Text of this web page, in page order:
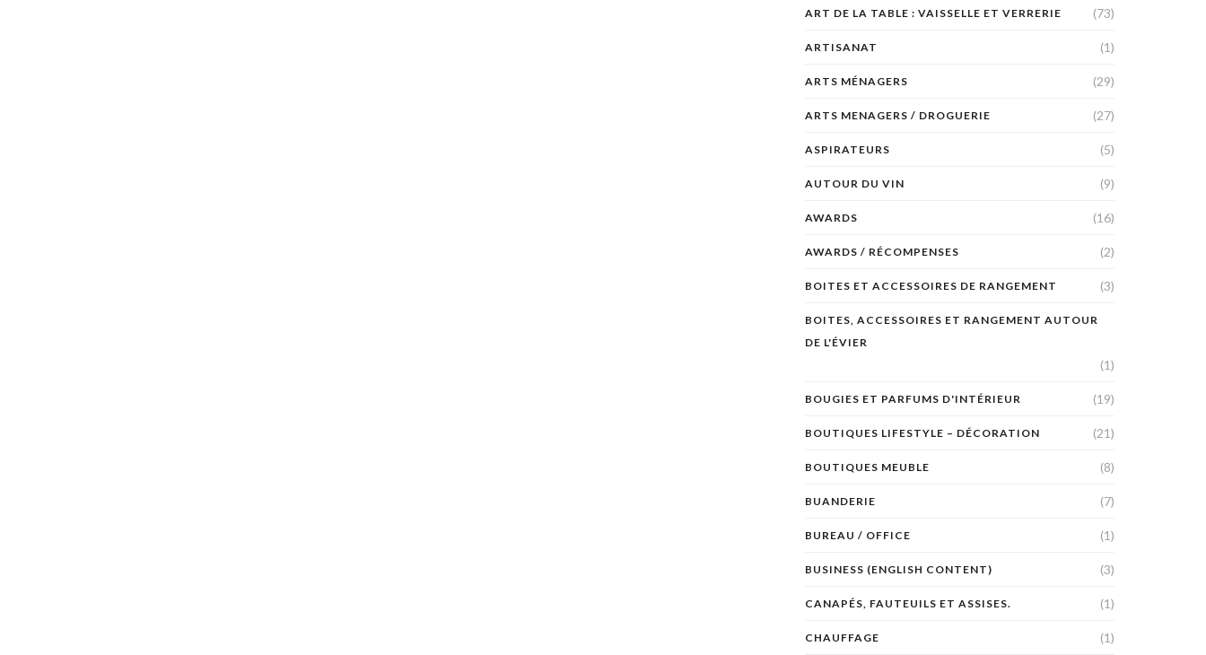
ART DE LA TABLE : VAISSELLE ET VERRERIE (73)
ARTISANAT (1)
ARTS MÉNAGERS (29)
ARTS MENAGERS / DROGUERIE (27)
ASPIRATEURS (5)
AUTOUR DU VIN (9)
AWARDS (16)
AWARDS / RÉCOMPENSES (2)
BOITES ET ACCESSOIRES DE RANGEMENT (3)
BOITES, ACCESSOIRES ET RANGEMENT AUTOUR
DE L'ÉVIER
(1)
BOUGIES ET PARFUMS D'INTÉRIEUR (19)
BOUTIQUES LIFESTYLE – DÉCORATION (21)
BOUTIQUES MEUBLE (8)
BUANDERIE (7)
BUREAU / OFFICE (1)
BUSINESS (ENGLISH CONTENT) (3)
CANAPÉS, FAUTEUILS ET ASSISES. (1)
CHAUFFAGE (1)